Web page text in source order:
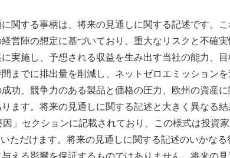
関する事柄は、将来の見通しに関する記述です。
営陣の想定に基づいており、重大なリスクと不確
実施し、予想される収益を生み出す当社の能力、
までに排出量を削減し、ネットゼロエミッション
功、競争力のある製品と価格の圧力、欧州の資産
ます。将来の見通しに関する記述と大きく異なる
」セクションに記載されており、この様式は投資
ただけます。将来の見通しに関する記述のいかな
える影響を保証するものではありません。将来の